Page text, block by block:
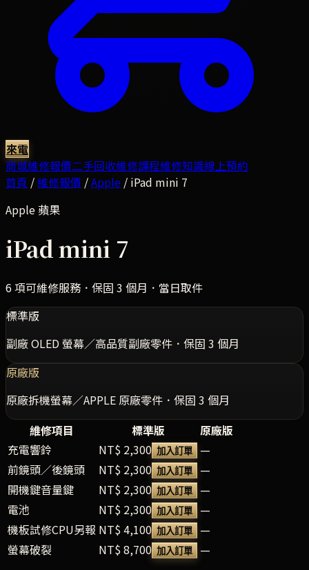
來電
商城維修報價二手回收維修課程維修知識線上預約
首頁 /維修報價 /Apple / iPad mini 7
Apple 蘋果
iPad mini 7
6項可維修服務．保固 3 個月．當日取件
標準版
副廠 OLED 螢幕／高品質副廠零件．保固 3 個月
原廠版
原廠拆機螢幕／APPLE 原廠零件．保固 3 個月
維修項目
標準版
原廠版
充電響鈴
NT$ 2,300 加入訂單
—
前鏡頭／後鏡頭
NT$ 2,300 加入訂單
—
開機鍵音量鍵
NT$ 2,300 加入訂單
—
電池
NT$ 2,300 加入訂單
—
機板試修CPU另報 NT$ 4,100 加入訂單
—
螢幕破裂
NT$ 8,700 加入訂單
—